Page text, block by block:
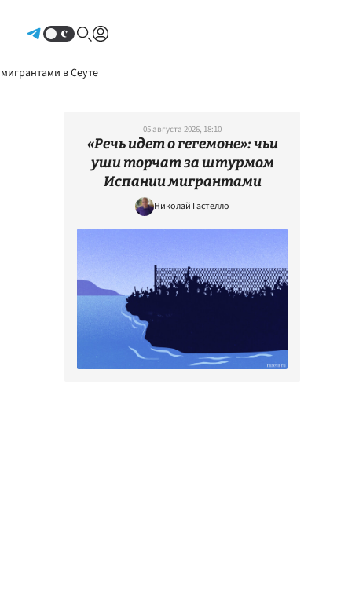
в Сеуте
05 августа 2026, 18:10
«Речь идет о гегемоне»: чьи
уши торчат за штурмом
Испании мигрантами
Николай Гастелло